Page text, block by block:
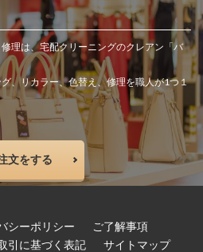
理は、宅配クリーニングのクレアン「バ
、リカラー、色替え、修理を職人が1つ１
文をする
シーポリシー
ご了解事項
引に基づく表記 サイトマップ